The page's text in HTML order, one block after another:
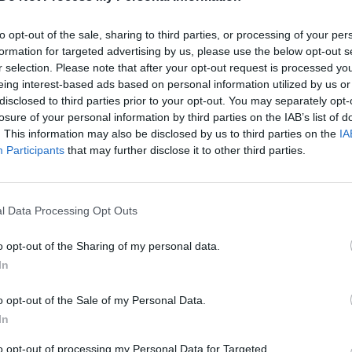
opt-out of the sale, sharing to third parties, or processing of your
for targeted advertising by us, please use the below opt-out
selection. Please note that after your opt-out request is processed
interest-based ads based on personal information utilized by us
to third parties prior to your opt-out. You may separately
of your personal information by third parties on the IAB’s list of
This information may also be disclosed by us to third parties on the
Participants that may further disclose it to other third parties.
Data Processing Opt Outs
opt-out of the Sharing of my personal data.
opt-out of the Sale of my Personal Data.
opt-out of processing my Personal Data for Targeted
diena Žinios | Pramogos
00:02:31
sutrikdė eismą:
ieškoti informacijos apie
Kijevo valdžia ragina likti
bet panikos apimti gyventojai
bando išvykti iš miesto:
spūstys
Žinios | Pasaulis
prie didžiųjų
centrų nusidriekė
teko
Lietuvos diena
Vidurnaktį įsigalioję kelionių
Žinios